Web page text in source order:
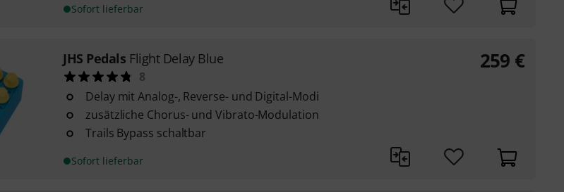
Sofort lieferbar
JHS Pedals Flight Delay Blue
8
Delay mit Analog-, Reverse- und Digital-Modi
zusätzliche Chorus- und Vibrato-Modulation
Trails Bypass schaltbar
Sofort lieferbar
259 €